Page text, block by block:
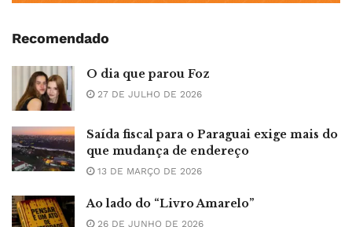
Recomendado
O dia que parou Foz
27 DE JULHO DE 2026
Saída fiscal para o Paraguai exige mais do
que mudança de endereço
13 DE MARÇO DE 2026
Ao lado do “Livro Amarelo”
26 DE JUNHO DE 2026